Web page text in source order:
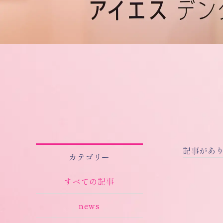
カテゴリー
すべての記事
news
記事があ